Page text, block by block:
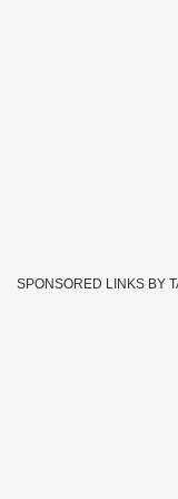
SPONSORED LINKS BY